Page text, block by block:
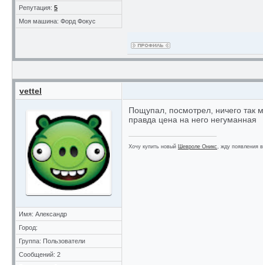
Репутация: 5
Моя машина: Форд Фокус
vettel
Имя: Александр
Город:
Группа: Пользователи
Сообщений: 2
Пощупал, посмотрел, ничего так
правда цена на него негуманная
Хочу купить новый Шевроле Оникс, жду появления